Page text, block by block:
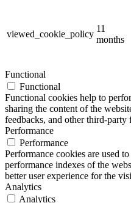
viewed_cookie_policy
11
months
Functional
Functional
Functional cookies help to
sharing the content of the
feedbacks, and other third-party
Performance
Performance
Performance cookies are used
performance indexes of the
better user experience for the
Analytics
Analytics